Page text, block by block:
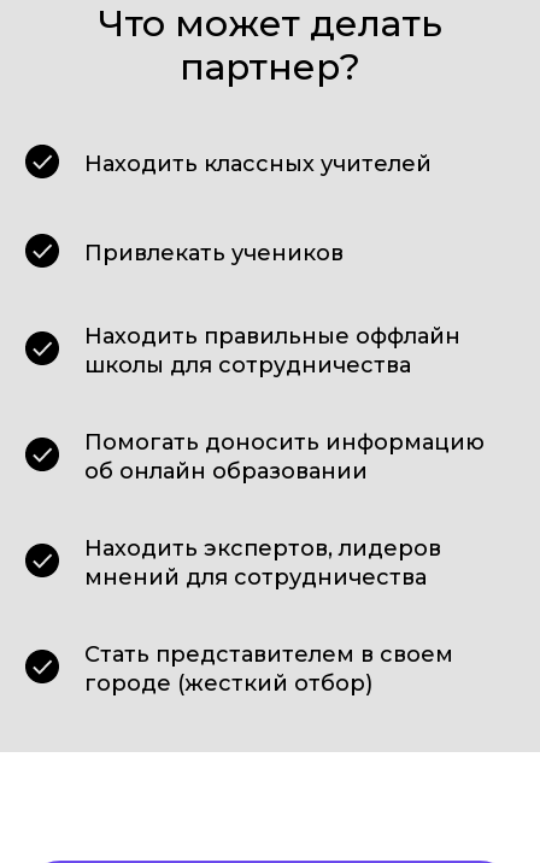
Что может делать
партнер?
Находить классных учителей
Привлекать учеников
Находить правильные оффлайн
школы для сотрудничества
Помогать доносить информацию
об онлайн образовании
Находить экспертов, лидеров
мнений для сотрудничества
Стать представителем в своем
городе (жесткий отбор)